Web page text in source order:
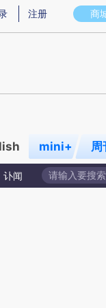
意图存在偏差。不代表
商
注册
mini+ 周
讣闻